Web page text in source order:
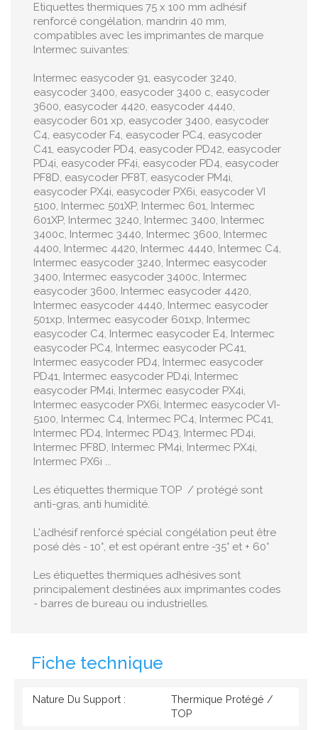
Etiquettes thermiques 75 x 100 mm adhésif
renforcé congélation, mandrin 40 mm,
compatibles avec les imprimantes de marque
Intermec suivantes:
Intermec easycoder 91, easycoder 3240,
easycoder 3400, easycoder 3400 c, easycoder
3600, easycoder 4420, easycoder 4440,
easycoder 601 xp, easycoder 3400, easycoder
C4, easycoder F4, easycoder PC4, easycoder
C41, easycoder PD4, easycoder PD42, easycoder
PD4i, easycoder PF4i, easycoder PD4, easycoder
PF8D, easycoder PF8T, easycoder PM4i,
easycoder PX4i, easycoder PX6i, easycoder VI
5100, Intermec 501XP, Intermec 601, Intermec
601XP, Intermec 3240, Intermec 3400, Intermec
3400c, Intermec 3440, Intermec 3600, Intermec
4400, Intermec 4420, Intermec 4440, Intermec C4,
Intermec easycoder 3240, Intermec easycoder
3400, Intermec easycoder 3400c, Intermec
easycoder 3600, Intermec easycoder 4420,
Intermec easycoder 4440, Intermec easycoder
501xp, Intermec easycoder 601xp, Intermec
easycoder C4, Intermec easycoder E4, Intermec
easycoder PC4, Intermec easycoder PC41,
Intermec easycoder PD4, Intermec easycoder
PD41, Intermec easycoder PD4i, Intermec
easycoder PM4i, Intermec easycoder PX4i,
Intermec easycoder PX6i, Intermec easycoder VI-
5100, Intermec C4, Intermec PC4, Intermec PC41,
Intermec PD4, Intermec PD43, Intermec PD4i,
Intermec PF8D, Intermec PM4i, Intermec PX4i,
Intermec PX6i ...
Les étiquettes thermique TOP / protégé sont
anti-gras, anti humidité.
L'adhésif renforcé spécial congélation peut être
posé dès - 10°, et est opérant entre -35° et + 60°
Les étiquettes thermiques adhésives sont
principalement destinées aux imprimantes codes
- barres de bureau ou industrielles.
Fiche technique
Nature Du Support :
Thermique Protégé /
TOP